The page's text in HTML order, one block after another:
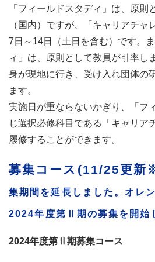
「フィールドスタディ」は、原則
（国内）ですが、「キャリアチャ
7日～14日（土日を含む）です。
ィ」は、原則として教員が引率し
身が現地に行き、受け入れ団体の
ます。
実施日が重ならないかぎり、「フ
じ選択必修科目である「キャリア
履修することができます。
募集コース(11/25更新
集期間を延長しました。オレ
2024年度第Ⅱ期の募集を開始
2024年度第Ⅱ期募集コース